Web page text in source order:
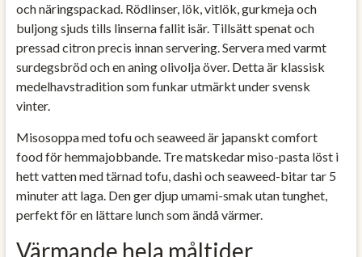
och näringspackad. Rödlinser, lök, vitlök, gurkmeja och
buljong sjuds tills linserna fallit isär. Tillsätt spenat och
pressad citron precis innan servering. Servera med varmt
surdegsbröd och en aning olivolja över. Detta är klassisk
medelhavstradition som funkar utmärkt under svensk
vinter.
Misosoppa med tofu och seaweed är japanskt comfort
food för hemmajobbande. Tre matskedar miso-pasta löst i
hett vatten med tärnad tofu, dashi och seaweed-bitar tar 5
minuter att laga. Den ger djup umami-smak utan tunghet,
perfekt för en lättare lunch som ändå värmer.
Värmande hela måltider